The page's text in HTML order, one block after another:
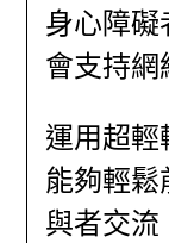
身心障
會支持網
運用超輕
能夠輕
與者交流